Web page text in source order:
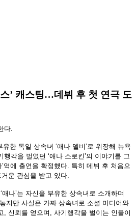
’ 캐스팅…데뷔 후 첫 연극 도
다.
한 독일 상속녀 ‘애나 델비’로 위장해 뉴욕
각을 벌였던 ‘애나 소로킨’의 이야기를 그
’역에 출연을 확정했다. 특히 데뷔 후 처음으
운 관심을 받고 있다.
애나’는 자신을 부유한 상속녀로 소개하며
지만 사실은 가짜 상속녀로 소셜 미디어와
, 신뢰를 얻으며, 사기행각을 벌이는 인물이